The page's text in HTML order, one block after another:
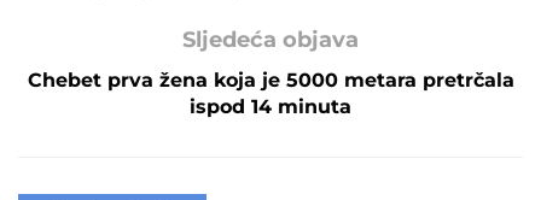
Sljedeća objava
Chebet prva žena koja je 5000 metara pretrčala
ispod 14 minuta